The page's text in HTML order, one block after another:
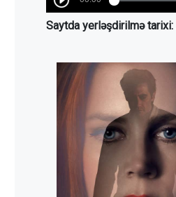
Saytda yerləşdirilmə tarixi: